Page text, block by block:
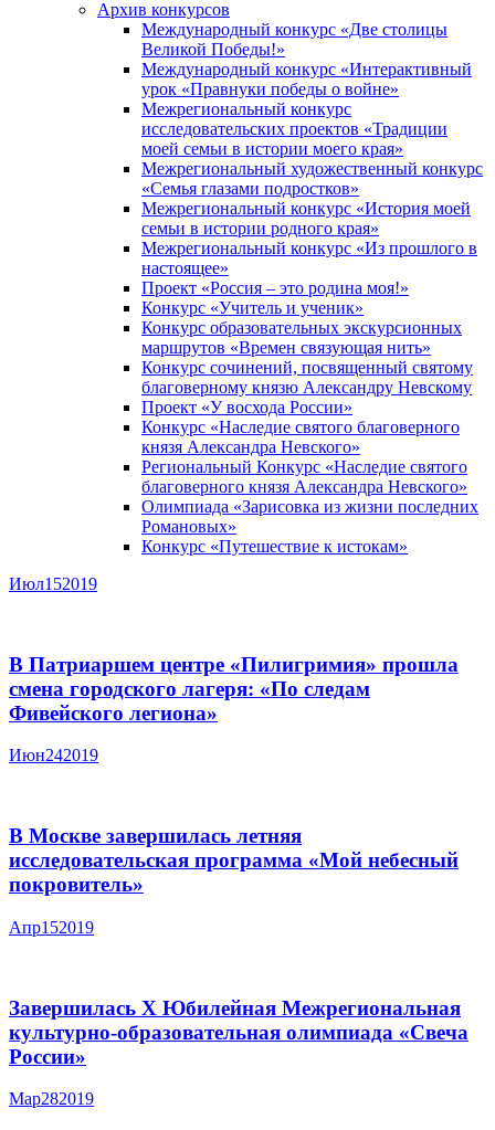
Архив конкурсов
Международный конкурс «Две столицы
Великой Победы!»
Международный конкурс «Интерактивный
урок «Правнуки победы о войне»
Межрегиональный конкурс
исследовательских проектов «Традиции
моей семьи в истории моего края»
Межрегиональный художественный конкурс
«Семья глазами подростков»
Межрегиональный конкурс «История моей
семьи в истории родного края»
Межрегиональный конкурс «Из прошлого в
настоящее»
Проект «Россия – это родина моя!»
Конкурс «Учитель и ученик»
Конкурс образовательных экскурсионных
маршрутов «Времен связующая нить»
Конкурс сочинений, посвященный святому
благоверному князю Александру Невскому
Проект «У восхода России»
Конкурс «Наследие святого благоверного
князя Александра Невского»
Региональный Конкурс «Наследие святого
благоверного князя Александра Невского»
Олимпиада «Зарисовка из жизни последних
Романовых»
Конкурс «Путешествие к истокам»
Июл152019
В Патриаршем центре «Пилигримия» прошла
смена городского лагеря: «По следам
Фивейского легиона»
Июн242019
В Москве завершилась летняя
исследовательская программа «Мой небесный
покровитель»
Апр152019
Завершилась X Юбилейная Межрегиональная
культурно-образовательная олимпиада «Свеча
России»
Мар282019